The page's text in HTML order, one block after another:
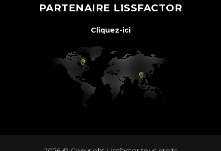
PARTENAIRE LISSFACTOR
Cliquez-ici